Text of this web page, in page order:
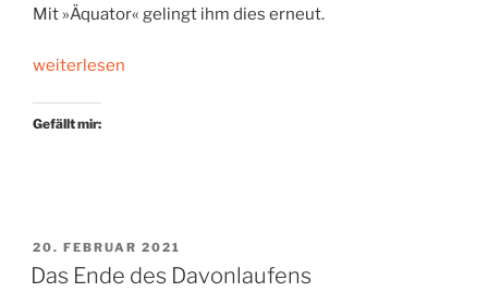
Mit »Äquator« gelingt ihm dies erneut.
„Zur
Seite
weiterlesen
Gefällt mir:
VERÖFFENTLICHT
AM
20. FEBRUAR 2021
Das Ende des Davonlaufens